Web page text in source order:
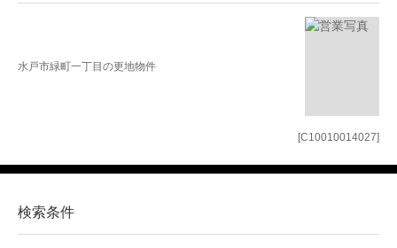
[C10010014027]
水戸市緑町一丁目の更地物件
検索条件